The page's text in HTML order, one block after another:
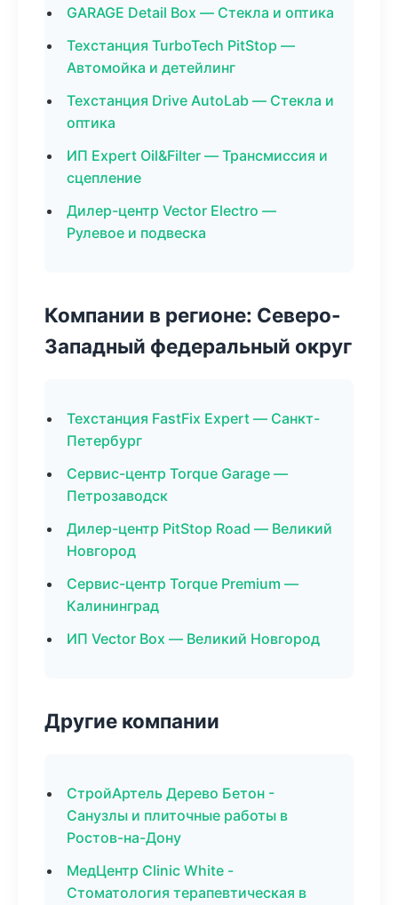
GARAGE Detail Box — Стекла и оптика
Техстанция TurboTech PitStop —
Автомойка и детейлинг
Техстанция Drive AutoLab — Стекла и
оптика
ИП Expert Oil&Filter — Трансмиссия и
сцепление
Дилер-центр Vector Electro —
Рулевое и подвеска
Компании в регионе: Северо-
Западный федеральный округ
Техстанция FastFix Expert — Санкт-
Петербург
Сервис-центр Torque Garage —
Петрозаводск
Дилер-центр PitStop Road — Великий
Новгород
Сервис-центр Torque Premium —
Калининград
ИП Vector Box — Великий Новгород
Другие компании
СтройАртель Дерево Бетон -
Санузлы и плиточные работы в
Ростов-на-Дону
МедЦентр Clinic White -
Стоматология терапевтическая в